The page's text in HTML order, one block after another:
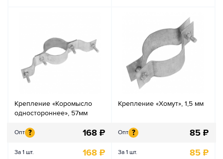
Крепление «Коромысло
одностороннее», 57мм
Опт ? 168 ₽
За 1 шт. 168 ₽
Крепление «Хомут», 1,5 мм
Опт ? 85 ₽
За 1 шт. 85 ₽